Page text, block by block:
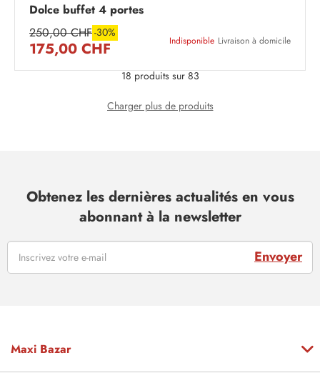
Dolce buffet 4 portes
250,00 CHF-30%
175,00 CHF Indisponible Livraison à domicile
18 produits sur 83
Charger plus de produits
Obtenez les dernières actualités en vous
abonnant à la newsletter
Envoyer
Maxi Bazar